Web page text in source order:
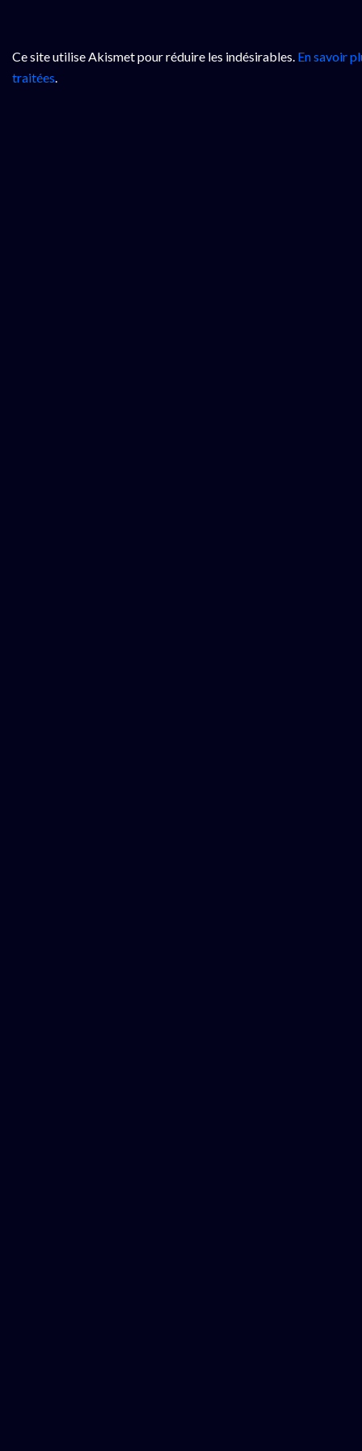
Ce site utilise Akismet pour réduire les indésirables. En savoir
traitées.